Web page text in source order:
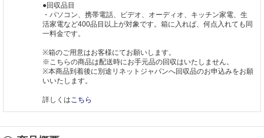
●回収品目
・パソコン、携帯電話、ビデオ、オーディオ、キッチン家電、生
活家電など400品目以上が対象です。箱に入れば、何点入れても同
一料金です。
※箱のご用意はお客様にてお願いします。
※こちらの商品は配送時にお手元品の回収はいたしません。
※本商品到着後に別途リネットジャパンへ回収品のお申込みをお願
いいたします。
詳しくは こちら